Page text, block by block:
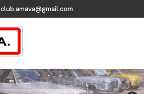
club.amava@gmail.com